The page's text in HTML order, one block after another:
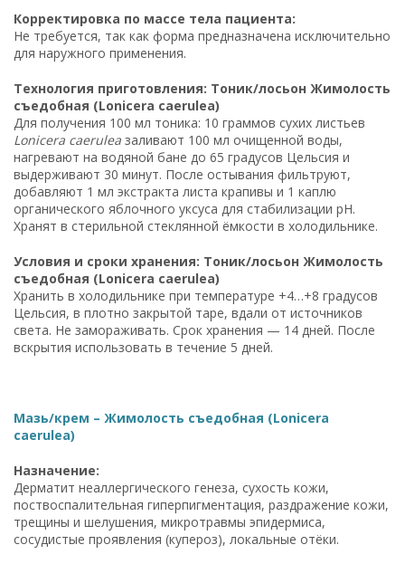
Корректировка по массе тела пациента:
Не требуется, так как форма предназначена исключительно
для наружного применения.
Технология приготовления: Тоник/лосьон Жимолость
съедобная (Lonicera caerulea)
Для получения 100 мл тоника: 10 граммов сухих листьев
Lonicera caerulea заливают 100 мл очищенной воды,
нагревают на водяной бане до 65 градусов Цельсия и
выдерживают 30 минут. После остывания фильтруют,
добавляют 1 мл экстракта листа крапивы и 1 каплю
органического яблочного уксуса для стабилизации pH.
Хранят в стерильной стеклянной ёмкости в холодильнике.
Условия и сроки хранения: Тоник/лосьон Жимолость
съедобная (Lonicera caerulea)
Хранить в холодильнике при температуре +4…+8 градусов
Цельсия, в плотно закрытой таре, вдали от источников
света. Не замораживать. Срок хранения — 14 дней. После
вскрытия использовать в течение 5 дней.
Мазь/крем – Жимолость съедобная (Lonicera
caerulea)
Назначение:
Дерматит неаллергического генеза, сухость кожи,
поствоспалительная гиперпигментация, раздражение кожи,
трещины и шелушения, микротравмы эпидермиса,
сосудистые проявления (купероз), локальные отёки.